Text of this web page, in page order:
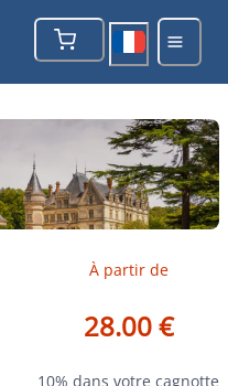
À partir de
28.00 €
10% dans votre cagnotte